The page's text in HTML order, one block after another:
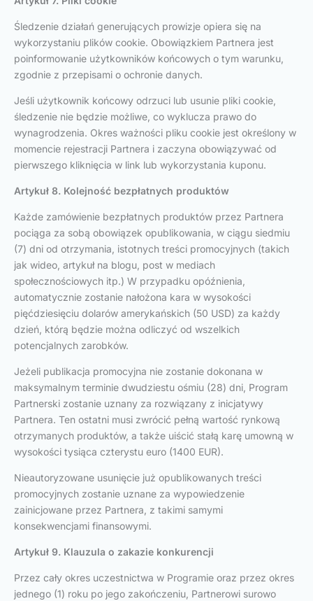
Śledzenie działań generujących prowizje opiera się na
wykorzystaniu plików cookie. Obowiązkiem Partnera jest
poinformowanie użytkowników końcowych o tym warunku,
zgodnie z przepisami o ochronie danych.
Jeśli użytkownik końcowy odrzuci lub usunie pliki cookie,
śledzenie nie będzie możliwe, co wyklucza prawo do
wynagrodzenia. Okres ważności pliku cookie jest określony w
momencie rejestracji Partnera i zaczyna obowiązywać od
pierwszego kliknięcia w link lub wykorzystania kuponu.
Artykuł 8. Kolejność bezpłatnych produktów
Każde zamówienie bezpłatnych produktów przez Partnera
pociąga za sobą obowiązek opublikowania, w ciągu siedmiu
(7) dni od otrzymania, istotnych treści promocyjnych (takich
jak wideo, artykuł na blogu, post w mediach
społecznościowych itp.) W przypadku opóźnienia,
automatycznie zostanie nałożona kara w wysokości
pięćdziesięciu dolarów amerykańskich (50 USD) za każdy
dzień, którą będzie można odliczyć od wszelkich
potencjalnych zarobków.
Jeżeli publikacja promocyjna nie zostanie dokonana w
maksymalnym terminie dwudziestu ośmiu (28) dni, Program
Partnerski zostanie uznany za rozwiązany z inicjatywy
Partnera. Ten ostatni musi zwrócić pełną wartość rynkową
otrzymanych produktów, a także uiścić stałą karę umowną w
wysokości tysiąca czterystu euro (1400 EUR).
Nieautoryzowane usunięcie już opublikowanych treści
promocyjnych zostanie uznane za wypowiedzenie
zainicjowane przez Partnera, z takimi samymi
konsekwencjami finansowymi.
Artykuł 9. Klauzula o zakazie konkurencji
Przez cały okres uczestnictwa w Programie oraz przez okres
jednego (1) roku po jego zakończeniu, Partnerowi surowo